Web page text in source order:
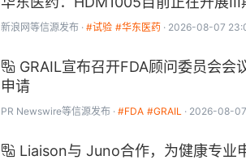
新浪网等信源发布 #试验 #华东医药 2026-08-07
 GRAIL宣布召开FDA顾问委员会
申请
PR Newswire等信源发布 #FDA #GRAIL 2026-08-
 Liaison与 Juno合作，为健康专业